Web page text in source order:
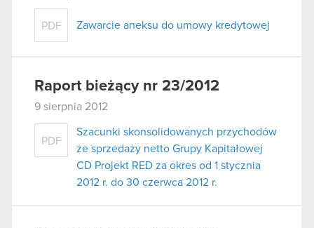
PDF Zawarcie aneksu do umowy kredytowej
Raport bieżący nr 23/2012
9 sierpnia 2012
PDF
Szacunki skonsolidowanych przychodów
ze sprzedaży netto Grupy Kapitałowej
CD Projekt RED za okres od 1 stycznia
2012 r. do 30 czerwca 2012 r.